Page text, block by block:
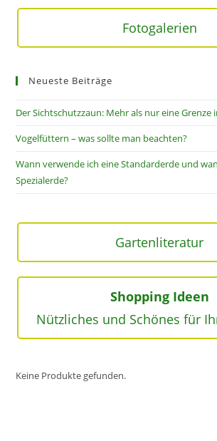
Fotogalerien
Neueste Beiträge
Der Sichtschutzzaun: Mehr als nur eine Grenze
Vogelfüttern – was sollte man beachten?
Wann verwende ich eine Standarderde und
Spezialerde?
Gartenliteratur
Shopping Ideen
Nützliches und Schönes für
Keine Produkte gefunden.